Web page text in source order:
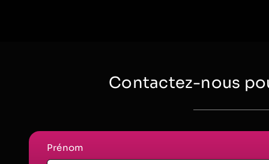
Contactez-nous
Prénom